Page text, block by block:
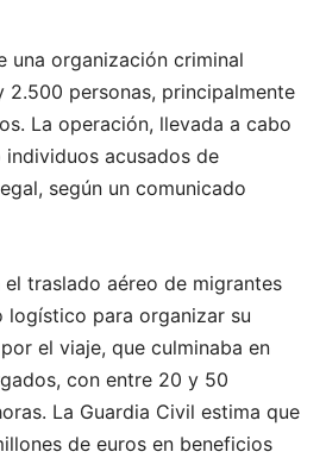
una organización criminal
personas, principalmente
La operación, llevada a cabo
acusados de
según un comunicado
traslado aéreo de migrantes
logístico para organizar su
el viaje, que culminaba en
con entre 20 y 50
La Guardia Civil estima que
de euros en beneficios